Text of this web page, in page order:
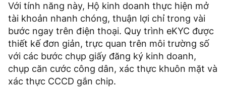
Với tính năng này, Hộ kinh doanh thực hiện mở
tài khoản nhanh chóng, thuận lợi chỉ trong vài
bước ngay trên điện thoại. Quy trình eKYC được
thiết kế đơn giản, trực quan trên môi trường số
với các bước chụp giấy đăng ký kinh doanh,
chụp căn cước công dân, xác thực khuôn mặt và
xác thực CCCD gắn chip.